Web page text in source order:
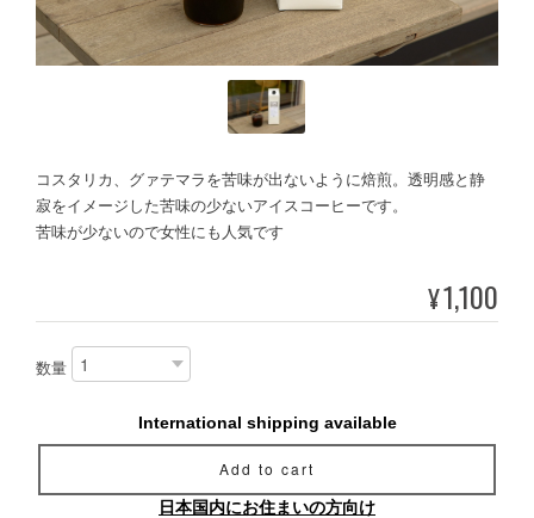
コスタリカ、グァテマラを苦味が出ないように焙煎。透明感と静
寂をイメージした苦味の少ないアイスコーヒーです。
苦味が少ないので女性にも人気です
¥1,100
数量
International shipping available
Add to cart
日本国内にお住まいの方向け